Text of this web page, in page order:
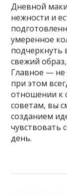
Дневной
нежности и
умеренное
подчеркнуть
свежий
Главное — не
при этом
отношении к
советам, вы
созданием
чувствовать
день.